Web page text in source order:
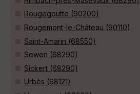
Rougegoutte (90200)
Rougemont-le-Château (90110)
Saint-Amarin (68550)
Sewen (68290)
Sickert (68290)
Urbès (68121)